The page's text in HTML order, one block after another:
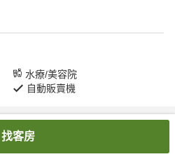
水療/美容院
自動販賣機
找客房